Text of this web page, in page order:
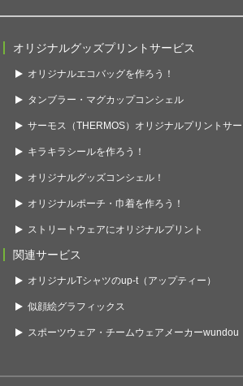
オリジナルグッズプリントサービス
オリジナルエコバッグを作ろう！
タンブラー・マグカップコンシェル
サーモス（THERMOS）オリジナルプリントサー
キラキラシールを作ろう！
オリジナルグッズコンシェル！
オリジナルポーチ・巾着を作ろう！
ストリートウェアにオリジナルプリント
関連サービス
オリジナルTシャツのup-t（アップティー）
似顔絵グラフィックス
スポーツウェア・チームウェアメーカーwundou